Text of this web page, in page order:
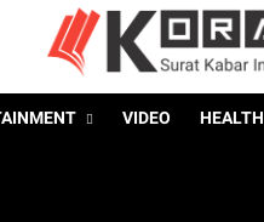
VIDEO HEALTH